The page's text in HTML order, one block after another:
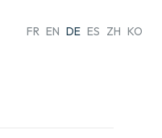
FR EN DE ES ZH KO